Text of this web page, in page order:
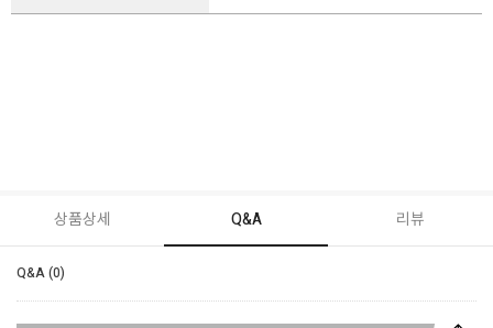
상품상세 Q&A 리뷰
Q&A (0)